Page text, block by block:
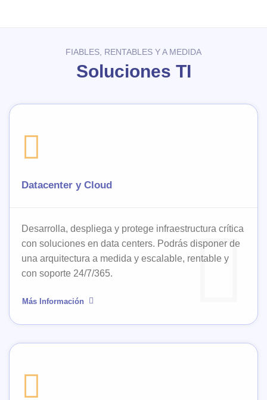
FIABLES, RENTABLES Y A MEDIDA
Soluciones TI
Datacenter y Cloud
Desarrolla, despliega y protege infraestructura crítica
con soluciones en data centers. Podrás disponer de
una arquitectura a medida y escalable, rentable y
con soporte 24/7/365.
Más Información